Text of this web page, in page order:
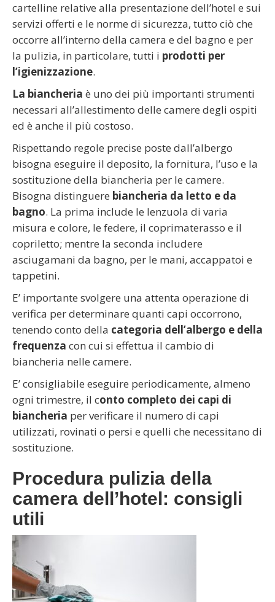
cartelline relative alla presentazione dell’hotel e sui
servizi offerti e le norme di sicurezza, tutto ciò che
occorre all’interno della camera e del bagno e per
la pulizia, in particolare, tutti i prodotti per
l’igienizzazione.
La biancheria è uno dei più importanti strumenti
necessari all’allestimento delle camere degli ospiti
ed è anche il più costoso.
Rispettando regole precise poste dall’albergo
bisogna eseguire il deposito, la fornitura, l’uso e la
sostituzione della biancheria per le camere.
Bisogna distinguere biancheria da letto e da
bagno. La prima include le lenzuola di varia
misura e colore, le federe, il coprimaterasso e il
copriletto; mentre la seconda includere
asciugamani da bagno, per le mani, accappatoi e
tappetini.
E’ importante svolgere una attenta operazione di
verifica per determinare quanti capi occorrono,
tenendo conto della categoria dell’albergo e della
frequenza con cui si effettua il cambio di
biancheria nelle camere.
E’ consigliabile eseguire periodicamente, almeno
ogni trimestre, il conto completo dei capi di
biancheria per verificare il numero di capi
utilizzati, rovinati o persi e quelli che necessitano di
sostituzione.
Procedura pulizia della
camera dell’hotel: consigli
utili